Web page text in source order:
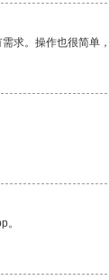
求。操作也很简单